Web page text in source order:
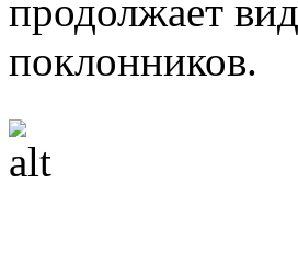
продолжает
поклонников.